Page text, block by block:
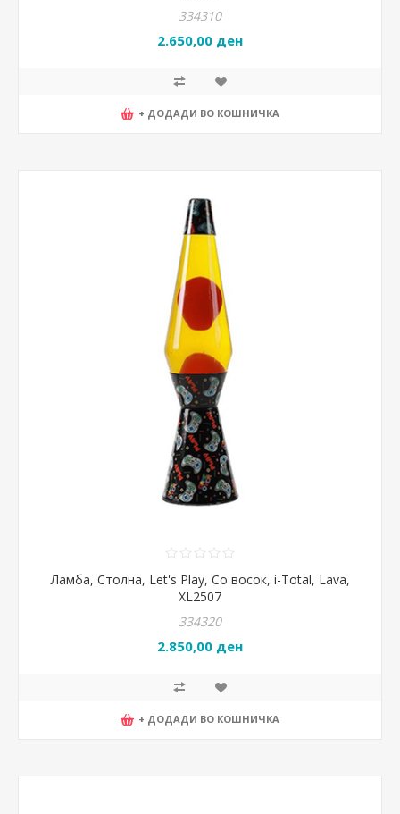
334310
2.650,00 ден
+ ДОДАДИ ВО КОШНИЧКА
Ламба, Столна, Let's Play, Со восок, i-Total, Lava,
XL2507
334320
2.850,00 ден
+ ДОДАДИ ВО КОШНИЧКА